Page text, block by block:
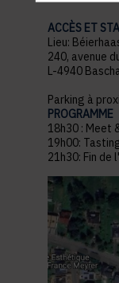
ACCÈS ET
Lieu:
240, avenue
L-4940
Parking à
PROGRAMME
18h30 : Meet
19h00:
21h30: Fin de